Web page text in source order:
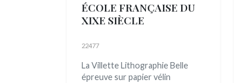
ÉCOLE FRANÇAISE DU
XIXE SIÈCLE
22477
La Villette Lithographie Belle
épreuve sur papier vélin